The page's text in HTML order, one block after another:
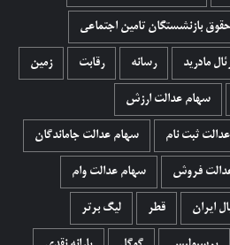
حقوق بازنشستگان تامین اجتماعی
مادرید رسانه رقابت زمین
سهام عدالت ارزش
ثبت نام سهام عدالت جاماندگان
فروش سهام عدالت وام
ایران قطر لیگ برتر